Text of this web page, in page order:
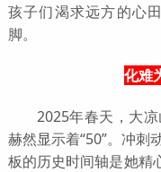
孩子们渴求远方的心
脚。
化难
2025年春天，大
赫然显示着“50”。冲刺
板的历史时间轴是她精